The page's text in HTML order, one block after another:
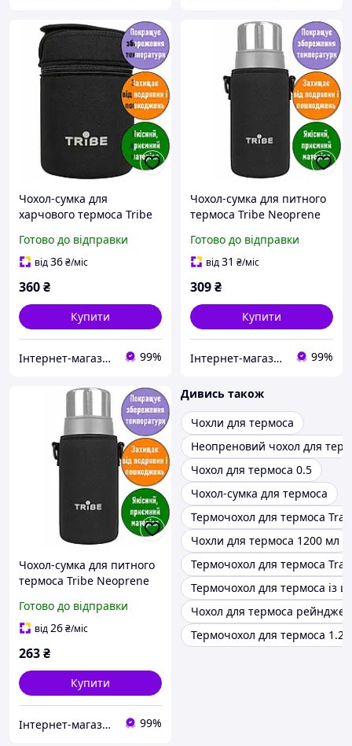
Чохол-сумка для
харчового термоса Tribe
14х11х11см. Термочохол
для термоса. T-DF-0003-
Готово до відправки
від36₴/міс
360₴
Купити
Інтернет-магазин «ЧАЙКА» — якісні товари для побуту, спорту, відпочинку та туризму. 99%
Чохол-сумка для питного
термоса Tribe Neoprene
см. Термочохол для
термоса. T-DF-0011-black
Готово до відправки
від31 ₴/міс
309₴
Купити
Інтернет-магазин «ЧАЙКА» — якісні товари для побуту, спорту, відпочинку та туризму. 99%
Чохол-сумка для питного
термоса Tribe Neoprene
Термочохол для термоса.
T-DF-0010-black
Готово до відправки
від26₴/міс
263₴
Купити
Інтернет-магазин «ЧАЙКА» — якісні товари для побуту, спорту, відпочинку та туризму. 99%
Дивись також
Чохли для термоса
Неопреновий чохол для
Чохол для термоса 0.5
Чохол-сумка для термоса
Термочохол для термоса
Чохли для термоса 1200 мл
Термочохол для термоса
Термочохол для термоса із
Чохол для термоса рейнджер
Термочохол для термоса 1.2